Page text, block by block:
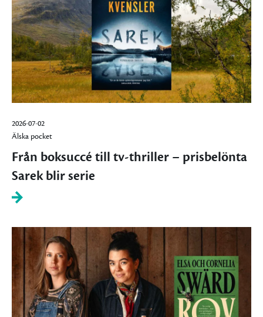
2026-07-02
Älska pocket
Från boksuccé till tv-thriller – prisbelönta
Sarek blir serie